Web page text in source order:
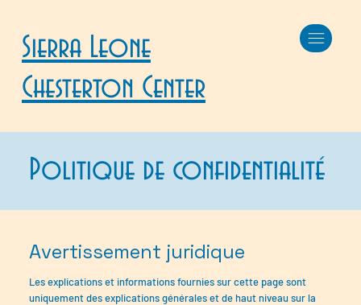
Sierra Leone
Chesterton Center
Politique de confidentialité
Avertissement juridique
Les explications et informations fournies sur cette page sont
uniquement des explications générales et de haut niveau sur la